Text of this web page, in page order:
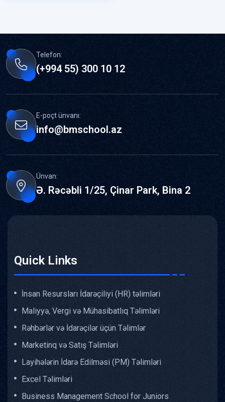
Telefon:
(+994 55) 300 10 12
E-poçt ünvanı:
info@bmschool.az
Ünvan:
Ə. Rəcəbli 1/25, Çinar Park, Bina 2
Quick Links
İnsan Resursları İdarəçiliyi (HR) təlimləri
Maliyyə, Vergi və Mühasibatlıq Təlimləri
Rəhbərlər və İdarəçilər üçün Təlimlər
Marketinq və Satış Təlimləri
Layihələrin İdarə Edilməsi (PM) Təlimləri
Excel Təlimləri
Business Management School for Juniors